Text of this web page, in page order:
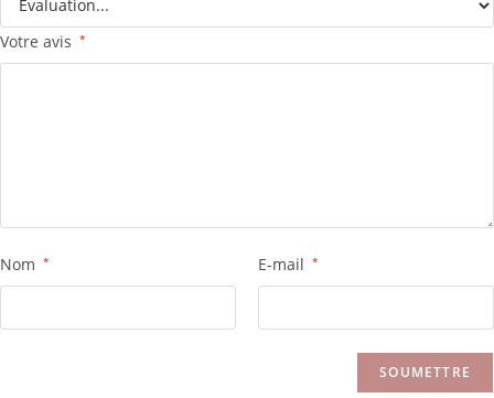
Votre avis *
Nom * E-mail *